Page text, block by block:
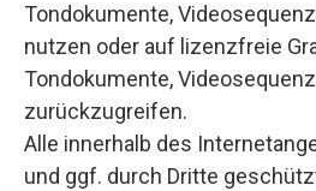
Tondokumente,
nutzen oder auf lizenzfreie
Tondokumente,
zurückzugreifen.
Alle innerhalb des
und ggf. durch Dritte